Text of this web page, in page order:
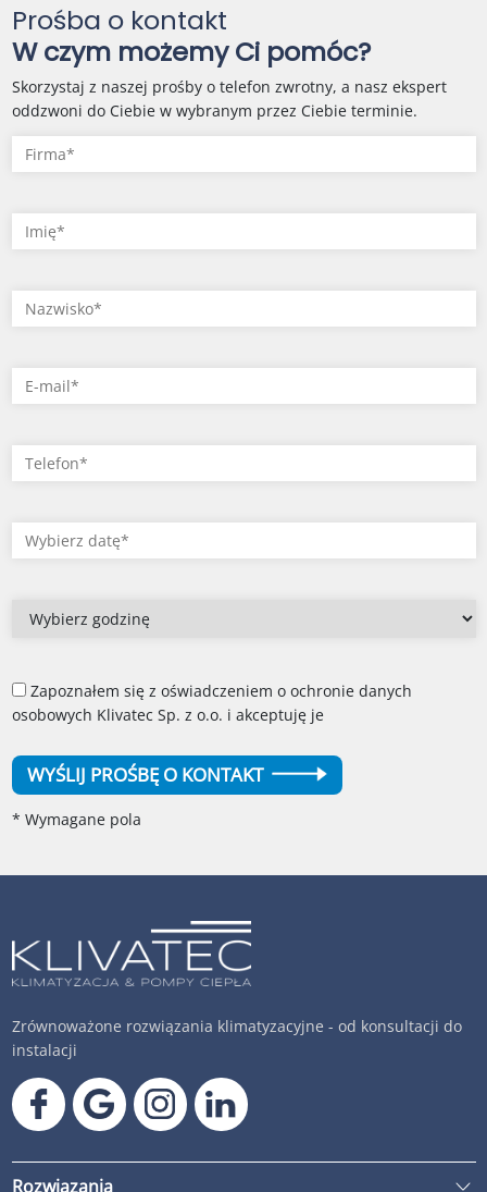
Prośba o kontakt
W czym możemy Ci pomóc?
Skorzystaj z naszej prośby o telefon zwrotny, a nasz ekspert
oddzwoni do Ciebie w wybranym przez Ciebie terminie.
Zapoznałem się z oświadczeniem o ochronie danych
osobowych Klivatec Sp. z o.o. i akceptuję je
WYŚLIJ PROŚBĘ O KONTAKT
* Wymagane pola
Zrównoważone rozwiązania klimatyzacyjne - od konsultacji do
instalacji
Rozwiązania